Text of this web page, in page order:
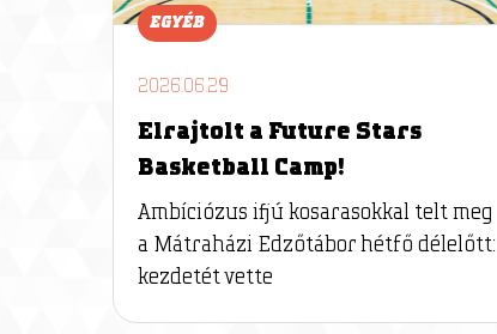
EGYÉB
2026.06.29
Elrajtolt a Future Stars
Basketball Camp!
Ambíciózus ifjú kosarasokkal telt meg
a Mátraházi Edzőtábor hétfő délelőtt:
kezdetét vette